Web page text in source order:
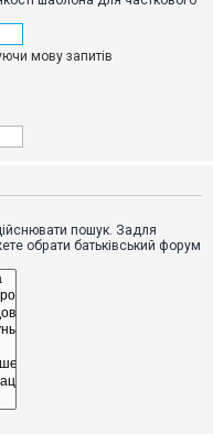
мову запитів
пошук. Задля
обрати батьківський форум